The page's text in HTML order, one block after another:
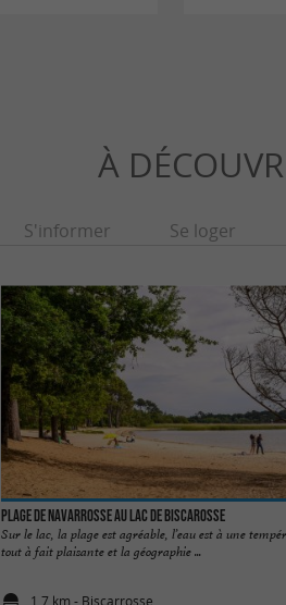
À
S'informer Se loger
Plage de Navarrosse au Lac de Biscarosse
Sur le lac, la plage est agréable, l’eau est à une
tout à fait plaisante et la géographie ...